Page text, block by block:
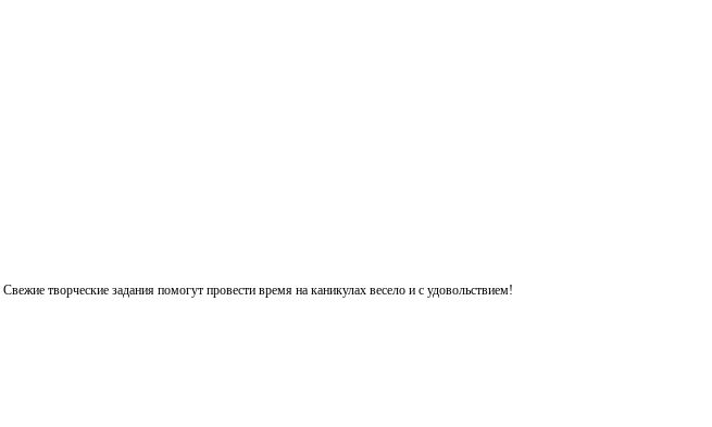
творческие задания помогут провести время на каникулах весело и с удовольствием!